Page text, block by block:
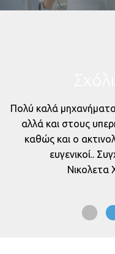
Πολύ καλά
αλλά και στους
καθώς και ο
ευγενικοί..
Νικολετα